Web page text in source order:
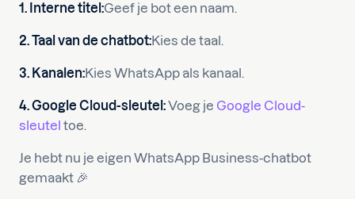
1. Interne titel:Geef je bot een naam.
2. Taal van de chatbot:Kies de taal.
3. Kanalen:Kies WhatsApp als kanaal.
4. Google Cloud-sleutel:Voeg je Google Cloud-
sleutel toe.
Je hebt nu je eigen WhatsApp Business-chatbot
gemaakt 🎉